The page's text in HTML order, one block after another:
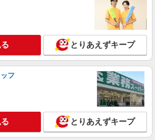
ス/お仕事No/0906814
三重県四日市市 ＊車・バイク通勤OK
詳細を見る
オフィス
包作業／洗浄業務／機械オペレーター／交替
務
時給1,650円〜2,063円＋交通費全額支給 ※残
とりあえずキープ
フ
とりあえずキープ